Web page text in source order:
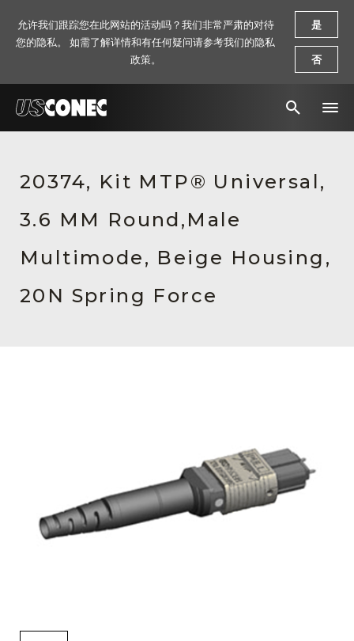
解决方案
产品
资源
关于我们
活动信息
20374, Kit MTP® Universal,
3.6 MM Round,Male
Multimode, Beige Housing,
20N Spring Force
允许我们跟踪您在此网站的活动吗？我们非常严肃的对待
您的隐私。 如需了解详情和有任何疑问请参考我们的隐私
政策。
是
否